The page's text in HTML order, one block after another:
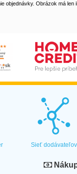
objednávky. Obrázok má len
Sieť dodávateľov